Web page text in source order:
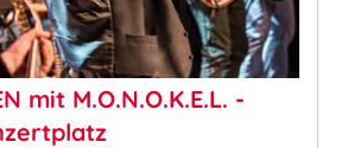
mit M.O.N.O.K.E.L. -